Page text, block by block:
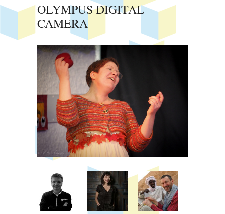
OLYMPUS DIGITAL
CAMERA